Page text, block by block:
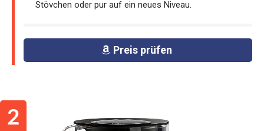
Stövchen oder pur auf ein neues Niveau.
Preis prüfen